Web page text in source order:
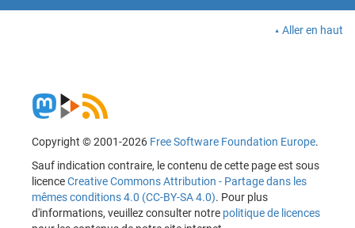
Aller en haut
Copyright © 2001-2026 Free Software Foundation Europe.
Sauf indication contraire, le contenu de cette page est sous
licenceCreative Commons Attribution - Partage dans les
mêmes conditions 4.0 (CC-BY-SA 4.0). Pour plus
d'informations, veuillez consulter notre politique de licences